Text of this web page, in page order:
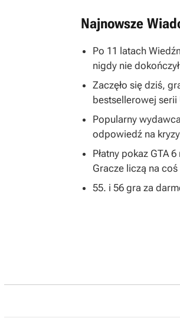
Najnowsze
Po 11 latach
nigdy nie
Zaczęło się dziś,
bestsellerowej serii
Popularny
odpowiedź na
Płatny pokaz GTA
Gracze liczą na
55. i 56 gra za